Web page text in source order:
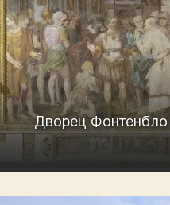
Дворец Фонтенбло